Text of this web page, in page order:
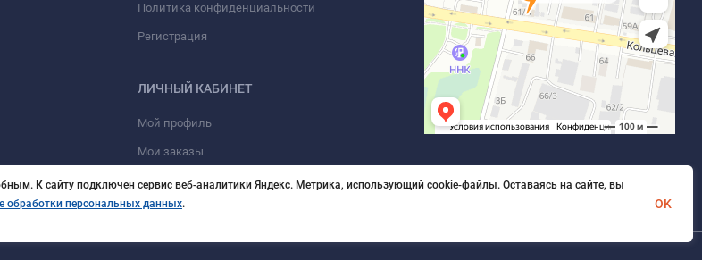
Политика конфиденциальности
Регистрация
ЛИЧНЫЙ КАБИНЕТ
Мой профиль
Мои заказы
К cайту подключен сервис веб-аналитики Яндекс. Метрика, использующий cookie-файлы. Оставаясь на сайте, вы
обработки персональных данных. OK